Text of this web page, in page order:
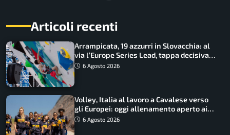
Articoli recenti
Arrampicata, 19 azzurri in Slovacchia: al
via l’Europe Series Lead, tappa decisiva
per la Speed
6 Agosto 2026
Volley, Italia al lavoro a Cavalese verso
gli Europei: oggi allenamento aperto ai
tifosi
6 Agosto 2026